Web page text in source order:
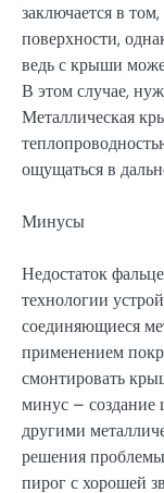
заключается в
поверхности,
ведь с крыши
В этом случае,
Металлическая
ощущаться в
Минусы
Недостаток
технологии
соединяющиеся
применением
смонтировать
минус – создание
другими
решения
пирог с хорошей